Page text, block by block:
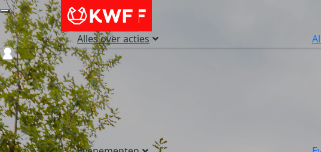
Alles over acties
Login